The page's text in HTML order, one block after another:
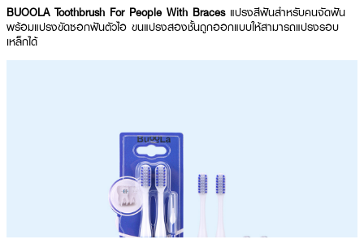
BUOOLA Toothbrush For People With Braces แปรงสีฟันสำหรับคนจัดฟัน
พร้อมแปรงขัดซอกฟันตัวไอ ขนแปรงสองชั้นถูกออกแบบให้สามารถแปรงรอบ
เหล็กได้